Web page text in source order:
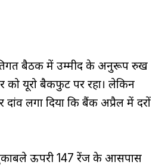
बैठक में उम्मीद के अनुरूप रुख
को यूरो बैकफुट पर रहा। लेकिन
लगा दिया कि बैंक अप्रैल में दरों
ऊपरी 147 रेंज के आसपास